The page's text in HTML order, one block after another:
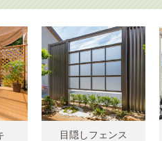
目隠しフェンス